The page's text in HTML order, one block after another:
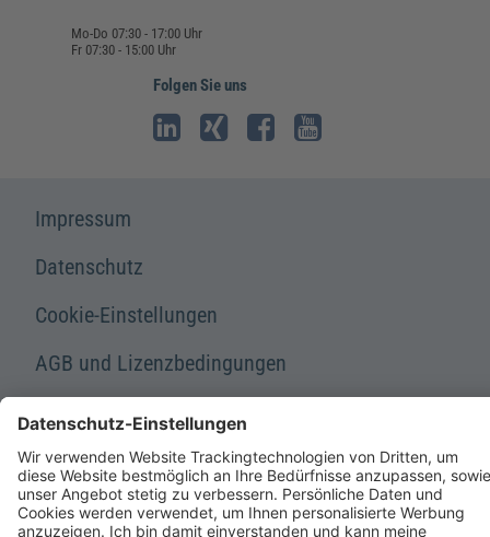
Mo-Do 07:30 - 17:00 Uhr
Fr 07:30 - 15:00 Uhr
Folgen Sie uns
Impressum
Datenschutz
Cookie-Einstellungen
AGB und Lizenzbedingungen
Erklärung zur Barrierefreiheit
A FORUM MEDIA GROUP COMPANY